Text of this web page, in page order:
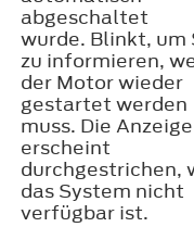
abgeschaltet
wurde. Blinkt, um
zu informieren,
der Motor wieder
gestartet werden
muss. Die Anzeige
erscheint
durchgestrichen,
das System nicht
verfügbar ist.